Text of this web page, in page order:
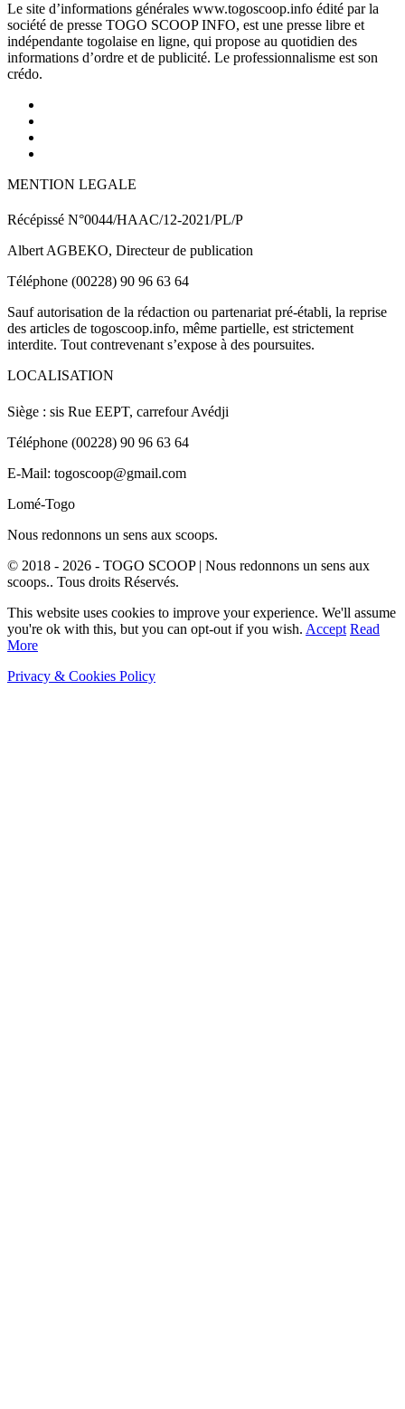
Le site d’informations générales www.togoscoop.info édité par la
société de presse TOGO SCOOP INFO, est une presse libre et
indépendante togolaise en ligne, qui propose au quotidien des
informations d’ordre et de publicité. Le professionnalisme est son
crédo.
MENTION LEGALE
Récépissé N°0044/HAAC/12-2021/PL/P
Albert AGBEKO, Directeur de publication
Téléphone (00228) 90 96 63 64
Sauf autorisation de la rédaction ou partenariat pré-établi, la reprise
des articles de togoscoop.info, même partielle, est strictement
interdite. Tout contrevenant s’expose à des poursuites.
LOCALISATION
Siège : sis Rue EEPT, carrefour Avédji
Téléphone (00228) 90 96 63 64
E-Mail: togoscoop@gmail.com
Lomé-Togo
Nous redonnons un sens aux scoops.
© 2018 - 2026 - TOGO SCOOP | Nous redonnons un sens aux
scoops.. Tous droits Réservés.
This website uses cookies to improve your experience. We'll assume
you're ok with this, but you can opt-out if you wish. Accept Read
More
Privacy & Cookies Policy